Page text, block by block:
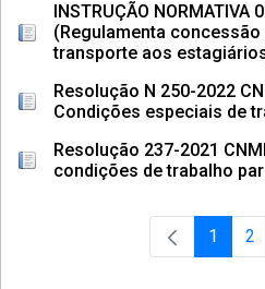
INSTRUÇÃO NORMATIVA
(Regulamenta concessão
transporte aos
Resolução N 250-2022
Condições especiais de
Resolução 237-2021
condições de trabalho
Página
1 2